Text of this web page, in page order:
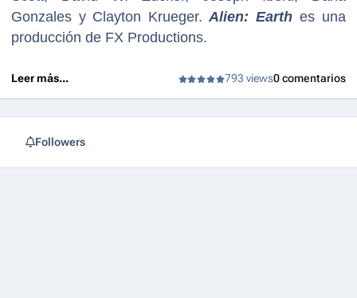
Gonzales y Clayton Krueger. Alien: Earth es una
producción de FX Productions.
Leer más... 793 views0 comentarios
Followers